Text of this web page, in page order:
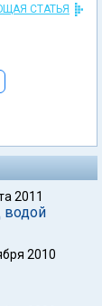
СТАТЬЯ
2011
водой
2010